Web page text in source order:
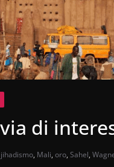
di
jihadismo, Mali, oro, Sahel,